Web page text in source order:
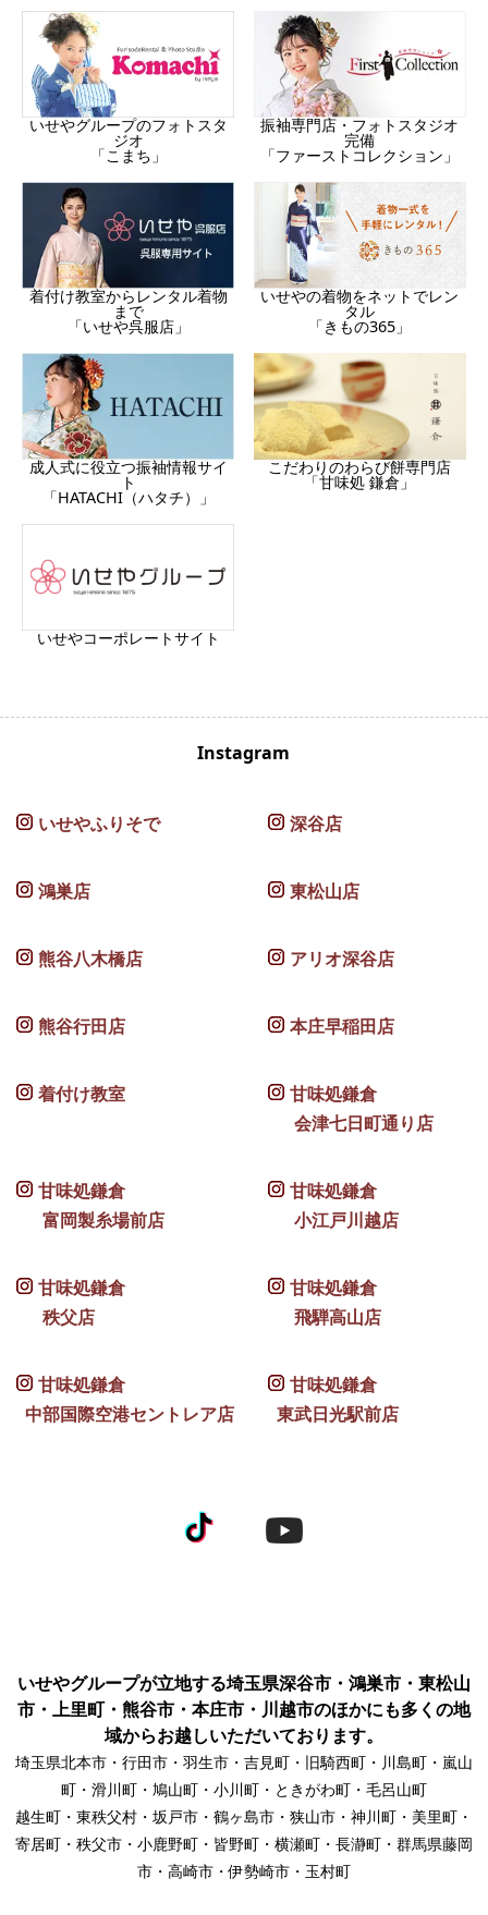
いせやグループのフォトスタ
ジオ
「こまち」
振袖専門店・フォトスタジオ
完備
「ファーストコレクション」
着付け教室からレンタル着物
まで
「いせや呉服店」
いせやの着物をネットでレン
タル
「きもの365」
成人式に役立つ振袖情報サイ
ト
「HATACHI（ハタチ）」
こだわりのわらび餅専門店
「甘味処 鎌倉」
いせやコーポレートサイト
Instagram
いせやふりそで 深谷店
鴻巣店 東松山店
熊谷八木橋店 アリオ深谷店
熊谷行田店 本庄早稲田店
着付け教室
甘味処鎌倉
会津七日町通り店
甘味処鎌倉
富岡製糸場前店
甘味処鎌倉
小江戸川越店
甘味処鎌倉
秩父店
甘味処鎌倉
飛騨高山店
甘味処鎌倉
中部国際空港セントレア店
甘味処鎌倉
東武日光駅前店
いせやグループが立地する埼玉県深谷市・鴻巣市・東松山
市・上里町・熊谷市・本庄市・川越市のほかにも多くの地
域からお越しいただいております。
埼玉県北本市・行田市・羽生市・吉見町・旧騎西町・川島町・嵐山
町・滑川町・鳩山町・小川町・ときがわ町・毛呂山町
越生町・東秩父村・坂戸市・鶴ヶ島市・狭山市・神川町・美里町・
寄居町・秩父市・小鹿野町・皆野町・横瀬町・長瀞町・群馬県藤岡
市・高崎市・伊勢崎市・玉村町